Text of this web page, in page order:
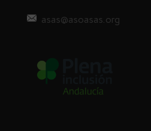
asas@asoasas.org